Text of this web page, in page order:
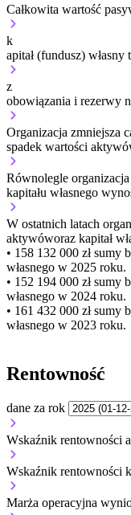
Całkowita wartość
k
apitał (fundusz) własny
z
obowiązania i rezerwy
Organizacja zmniejsza
spadek wartości
Równolegle organizacja
kapitału własnego
W ostatnich latach
aktywóworaz kapitał
• 158 132 000 złsumy
własnego w 2025 roku.
• 152 194 000 złsumy
własnego w 2024 roku.
• 161 432 000 złsumy
własnego w 2023 roku.
Rentowność
dane za rok
Wskaźnik rentowności
Wskaźnik rentowności
Marża operacyjna